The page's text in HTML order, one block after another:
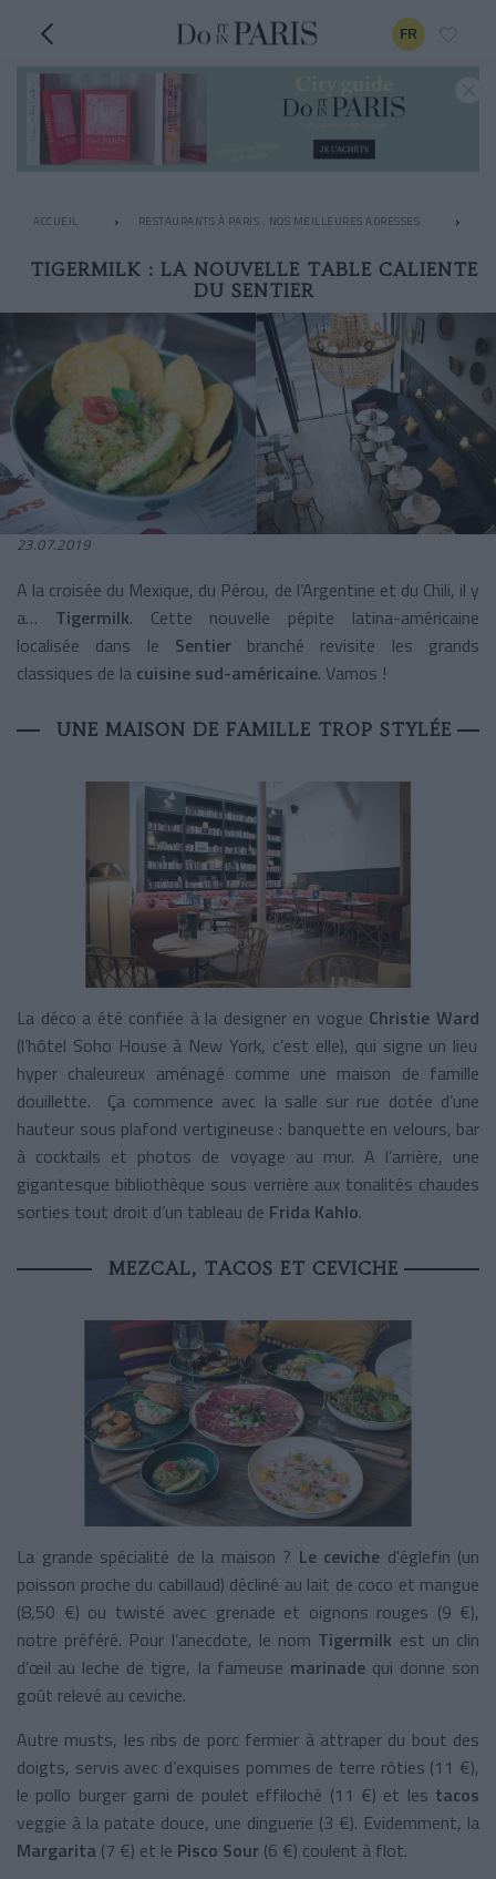
FR
ACCUEIL RESTAURANTS À PARIS : NOS MEILLEURES ADRESSES
TIGERMILK : LA NOUVELLE TABLE CALIENTE
DU SENTIER
23.07.2019
A la croisée du Mexique, du Pérou, de l’Argentine et du Chili, il y
a… Tigermilk. Cette nouvelle pépite latina-américaine
localisée dans le Sentierbranché revisite les grands
classiques de la cuisine sud-américaine. Vamos !
UNE MAISON DE FAMILLE TROP STYLÉE
La déco a été confiée à la designer en vogue Christie Ward
(l’hôtel Soho House à New York, c’est elle), qui signe un lieu
hyper chaleureux aménagé comme une maison de famille
douillette. Ça commence avec la salle sur rue dotée d’une
hauteur sous plafond vertigineuse : banquette en velours, bar
à cocktails et photos de voyage au mur. A l’arrière, une
gigantesque bibliothèque sous verrière aux tonalités chaudes
sorties tout droit d’un tableau de Frida Kahlo.
MEZCAL, TACOS ET CEVICHE
La grande spécialité de la maison ? Le ceviche d'églefin (un
poisson proche du cabillaud) décliné au lait de coco et mangue
(8,50 €) ou twisté avec grenade et oignons rouges (9 €),
notre préféré. Pour l’anecdote, le nom Tigermilk est un clin
d’œil au leche de tigre, la fameuse marinade qui donne son
goût relevé au ceviche.
Autre musts, les ribs de porc fermier à attraper du bout des
doigts, servis avec d’exquises pommes de terre rôties (11 €),
le pollo burger garni de poulet effiloché (11 €) et les tacos
veggie à la patate douce, une dinguerie (3 €). Evidemment, la
Margarita (7 €) et le Pisco Sour (6 €) coulent à flot.